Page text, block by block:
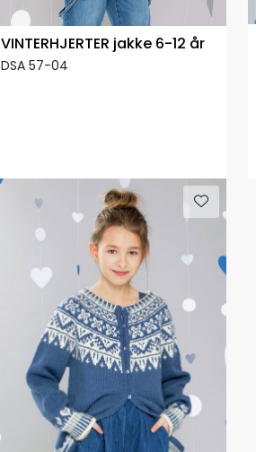
VINTERHJERTER jakke 6-12 år
DSA 57-04